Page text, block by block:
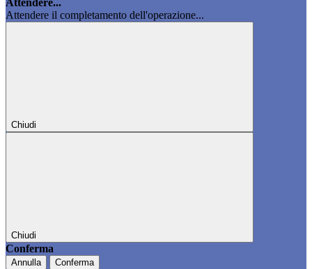
Attendere...
Attendere il completamento dell'operazione...
Chiudi
Chiudi
Conferma
Annulla Conferma